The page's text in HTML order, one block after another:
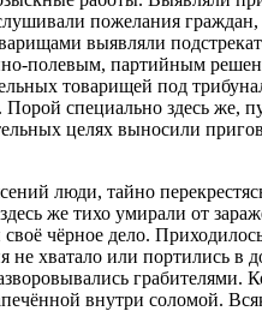
пожелания
выявляли
полевым, партийным
товарищей под
Порой специально здесь же,
целях выносили
люди, тайно
же тихо умирали от
чёрное дело.
не хватало или портились в
грабителями.
внутри соломой.